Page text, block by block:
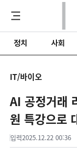
정치 사회
IT/바이오
AI 공정거래
원 특강으로
입력2025.12.22 00:36